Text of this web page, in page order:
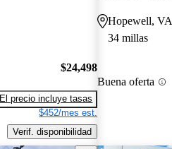
$24,498
El precio incluye tasas
$452/mes est.
Verif. disponibilidad
Hopewell, VA
34 millas
Buena oferta